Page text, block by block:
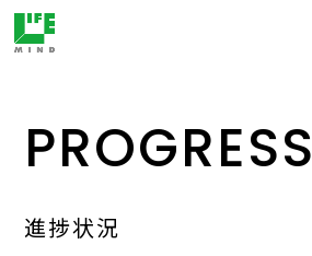
PROGRESS
進捗状況